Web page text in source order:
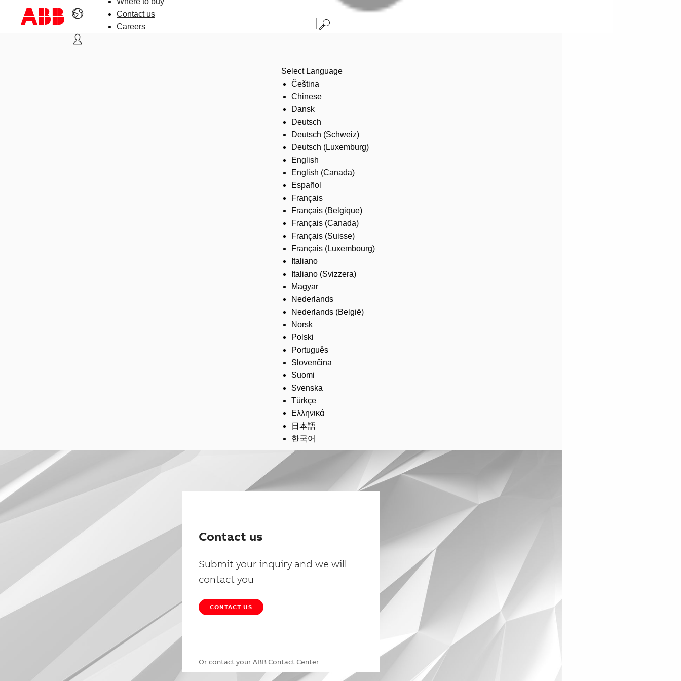
Contact us
Careers
Select Language
Čeština
Chinese
Dansk
Deutsch
Deutsch (Schweiz)
Deutsch (Luxemburg)
English
English (Canada)
Español
Français
Français (Belgique)
Français (Canada)
Français (Suisse)
Français (Luxembourg)
Italiano
Italiano (Svizzera)
Magyar
Nederlands
Nederlands (België)
Norsk
Polski
Português
Slovenčina
Suomi
Svenska
Türkçe
Ελληνικά
日本語
한국어
Contact us
Submit your inquiry and we will
contact you
CONTACT US
Or contact your ABB Contact Center